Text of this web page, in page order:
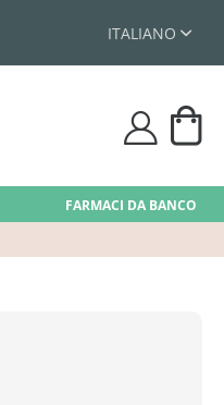
ITALIANO
user
FARMACI DA BANCO